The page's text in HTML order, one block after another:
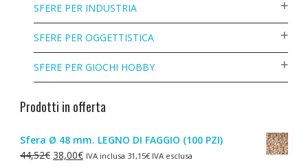
SFERE PER INDUSTRIA
SFERE PER OGGETTISTICA
SFERE PER GIOCHI HOBBY
Prodotti in offerta
Sfera Ø 48 mm. LEGNO DI FAGGIO (100 PZI)
44,52€ Il
38,00€IlIVA inclusa 31,15€IVA esclusa